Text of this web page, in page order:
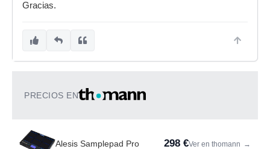
Gracias.
PRECIOS EN
Alesis Samplepad Pro 298 €Ver en thomann →